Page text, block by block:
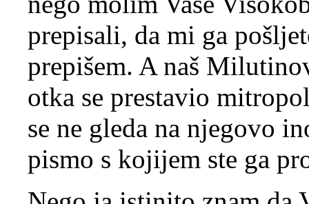
prepisali, da mi ga
prepišem. A naš
otka se prestavio
se ne gleda na njegovo
pismo s kojijem ste ga